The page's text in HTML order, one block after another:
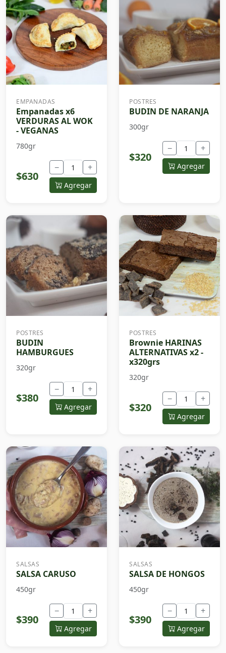
EMPANADAS
Empanadas x6
VERDURAS AL WOK
- VEGANAS
780gr
$630
− +
Agregar
POSTRES
BUDIN DE NARANJA
300gr
$320
− +
Agregar
POSTRES
BUDIN
HAMBURGUES
320gr
$380
− +
Agregar
POSTRES
Brownie HARINAS
ALTERNATIVAS x2 -
x320grs
320gr
$320
− +
Agregar
SALSAS
SALSA CARUSO
450gr
$390
− +
Agregar
SALSAS
SALSA DE HONGOS
450gr
$390
− +
Agregar